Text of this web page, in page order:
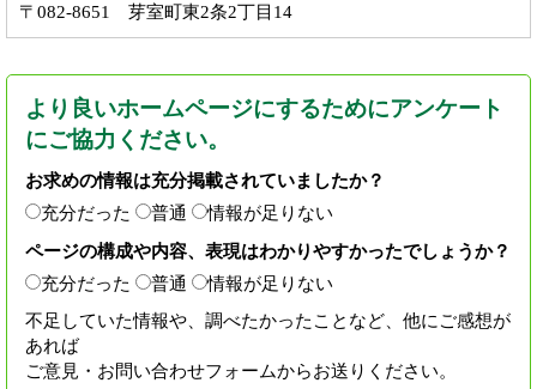
〒082-8651 芽室町東2条2丁目14
より良いホームページにするためにアンケート
にご協力ください。
お求めの情報は充分掲載されていましたか？
充分だった
普通
情報が足りない
ページの構成や内容、表現はわかりやすかったでしょうか？
充分だった
普通
情報が足りない
不足していた情報や、調べたかったことなど、他にご感想が
あれば
ご意見・お問い合わせフォームからお送りください。